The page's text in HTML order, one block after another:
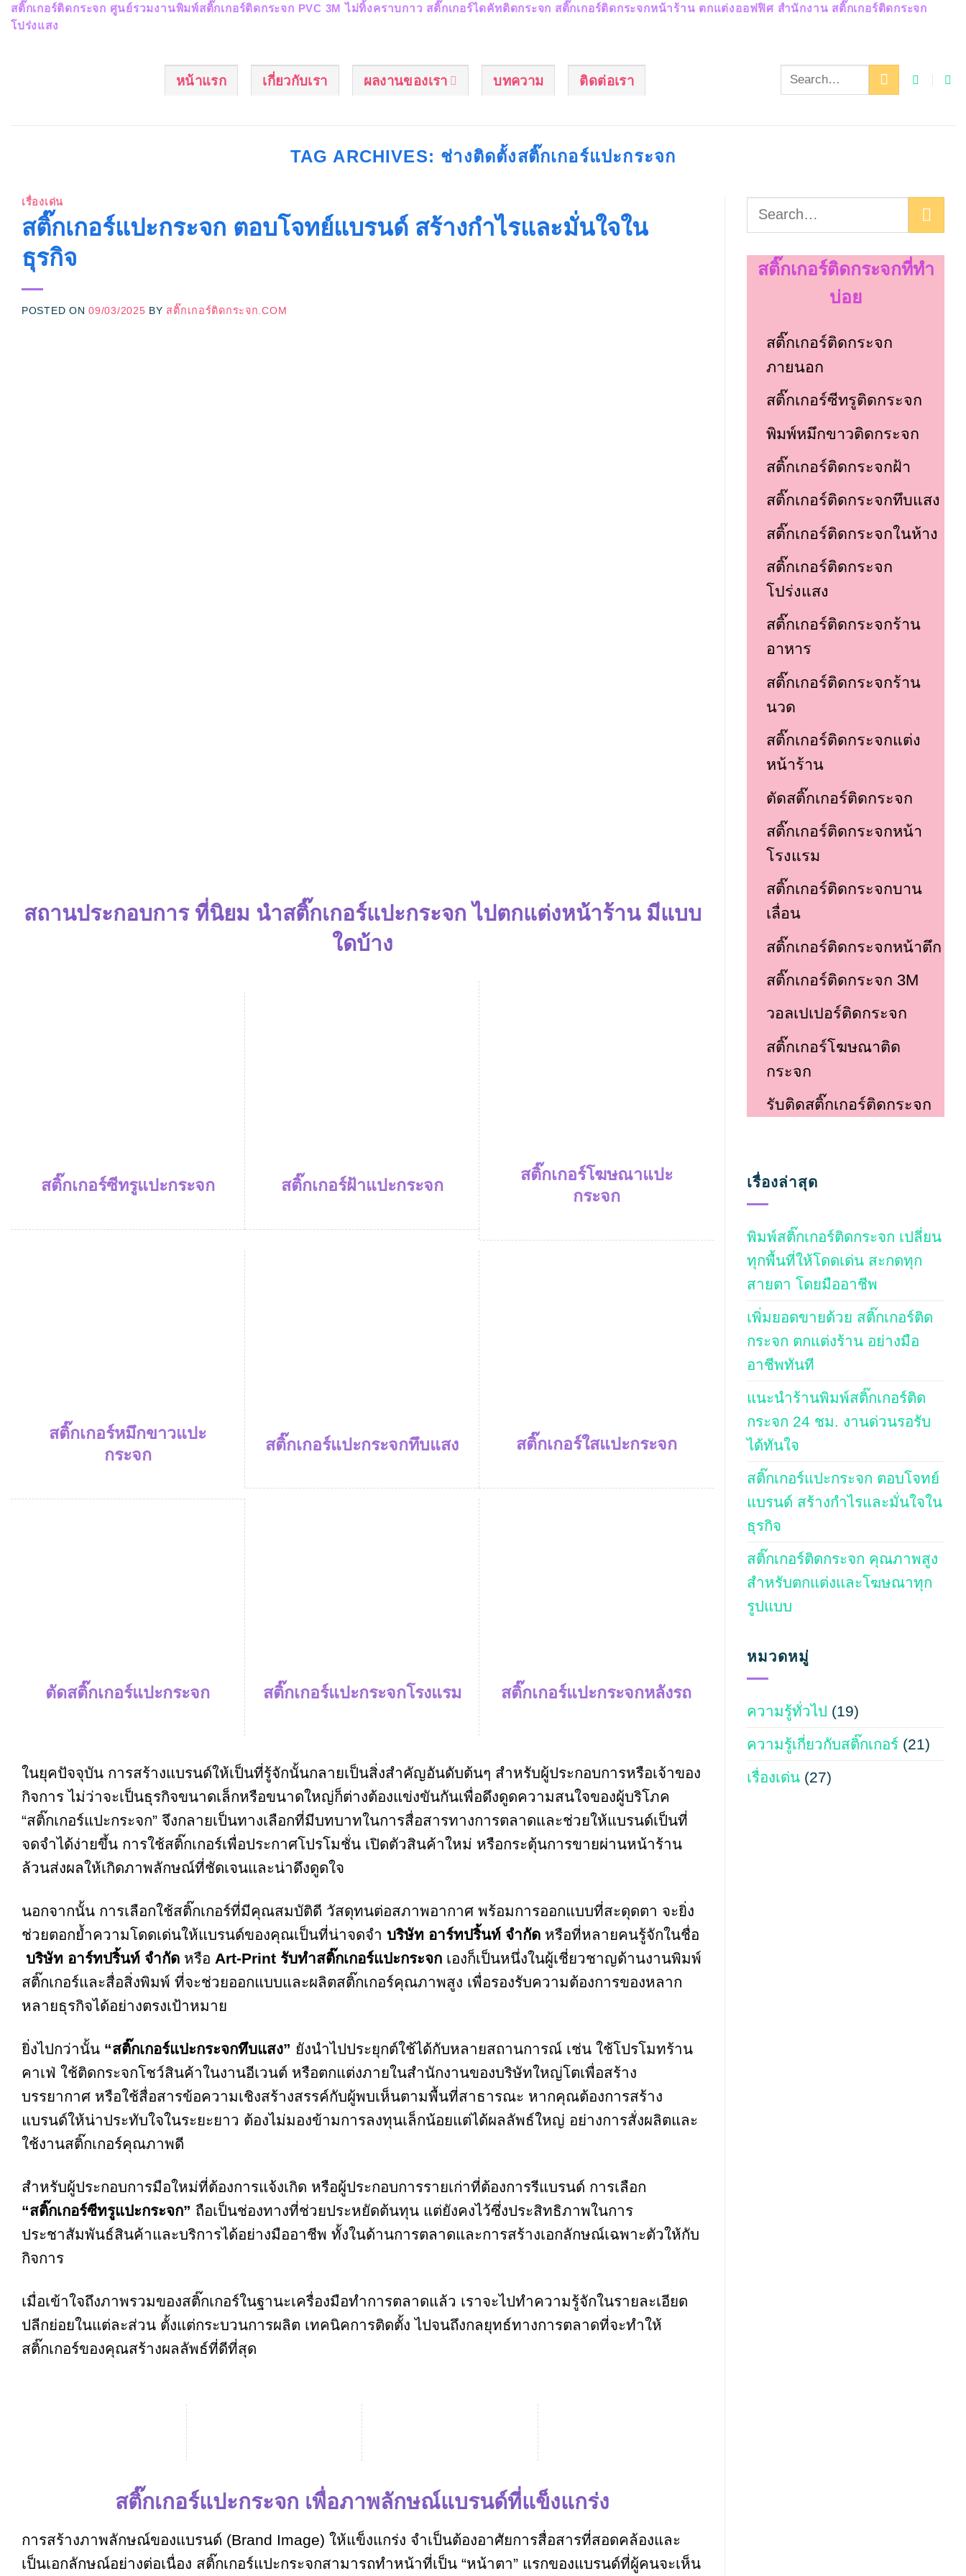
Skip
สติ๊กเกอร์ติดกระจก ศูนย์รวมงานพิมพ์สติ๊กเกอร์ติดกระจก PVC 3M ไม่ทิ้งคราบกาว สติ๊กเกอร์ไดคัทติดกระจก สติ๊กเกอร์ติดกระจกหน้าร้าน ตกแต่งออฟฟิศ สำนักงาน สติ๊กเกอร์ติดกระจก
โปร่งแสง
หน้าแรก เกี่ยวกับเรา ผลงานของเรา บทความ ติดต่อเรา
TAG ARCHIVES: ช่างติดตั้งสติ๊กเกอร์แปะกระจก
เรื่องเด่น
สติ๊กเกอร์แปะกระจก ตอบโจทย์แบรนด์ สร้างกำไรและมั่นใจใน
ธุรกิจ
POSTED ON09/03/2025 BY สติ๊กเกอร์ติดกระจก.COM
สถานประกอบการ ที่นิยม นำสติ๊กเกอร์แปะกระจก ไปตกแต่งหน้าร้าน มีแบบ
ใดบ้าง
สติ๊กเกอร์ซีทรูแปะกระจก สติ๊กเกอร์ฝ้าแปะกระจก
สติ๊กเกอร์โฆษณาแปะ
กระจก
สติ๊กเกอร์หมึกขาวแปะ
กระจก
สติ๊กเกอร์แปะกระจกทึบแสง สติ๊กเกอร์ใสแปะกระจก
ตัดสติ๊กเกอร์แปะกระจก สติ๊กเกอร์แปะกระจกโรงแรม สติ๊กเกอร์แปะกระจกหลังรถ
ในยุคปัจจุบัน การสร้างแบรนด์ให้เป็นที่รู้จักนั้นกลายเป็นสิ่งสำคัญอันดับต้นๆ สำหรับผู้ประกอบการหรือเจ้าของ
กิจการ ไม่ว่าจะเป็นธุรกิจขนาดเล็กหรือขนาดใหญ่ก็ต่างต้องแข่งขันกันเพื่อดึงดูดความสนใจของผู้บริโภค
“สติ๊กเกอร์แปะกระจก” จึงกลายเป็นทางเลือกที่มีบทบาทในการสื่อสารทางการตลาดและช่วยให้แบรนด์เป็นที่
จดจำได้ง่ายขึ้น การใช้สติ๊กเกอร์เพื่อประกาศโปรโมชั่น เปิดตัวสินค้าใหม่ หรือกระตุ้นการขายผ่านหน้าร้าน
ล้วนส่งผลให้เกิดภาพลักษณ์ที่ชัดเจนและน่าดึงดูดใจ
นอกจากนั้น การเลือกใช้สติ๊กเกอร์ที่มีคุณสมบัติดี วัสดุทนต่อสภาพอากาศ พร้อมการออกแบบที่สะดุดตา จะยิ่ง
ช่วยตอกย้ำความโดดเด่นให้แบรนด์ของคุณเป็นที่น่าจดจำ บริษัท อาร์ทปริ้นท์ จำกัด หรือที่หลายคนรู้จักในชื่อ
บริษัท อาร์ทปริ้นท์ จำกัด หรือ Art-Print รับทำสติ๊กเกอร์แปะกระจก เองก็เป็นหนึ่งในผู้เชี่ยวชาญด้านงานพิมพ์
สติ๊กเกอร์และสื่อสิ่งพิมพ์ ที่จะช่วยออกแบบและผลิตสติ๊กเกอร์คุณภาพสูง เพื่อรองรับความต้องการของหลาก
หลายธุรกิจได้อย่างตรงเป้าหมาย
ยิ่งไปกว่านั้น “สติ๊กเกอร์แปะกระจกทึบแสง” ยังนำไปประยุกต์ใช้ได้กับหลายสถานการณ์ เช่น ใช้โปรโมทร้าน
คาเฟ่ ใช้ติดกระจกโชว์สินค้าในงานอีเวนต์ หรือตกแต่งภายในสำนักงานของบริษัทใหญ่โตเพื่อสร้าง
บรรยากาศ หรือใช้สื่อสารข้อความเชิงสร้างสรรค์กับผู้พบเห็นตามพื้นที่สาธารณะ หากคุณต้องการสร้าง
แบรนด์ให้น่าประทับใจในระยะยาว ต้องไม่มองข้ามการลงทุนเล็กน้อยแต่ได้ผลลัพธ์ใหญ่ อย่างการสั่งผลิตและ
ใช้งานสติ๊กเกอร์คุณภาพดี
สำหรับผู้ประกอบการมือใหม่ที่ต้องการแจ้งเกิด หรือผู้ประกอบการรายเก่าที่ต้องการรีแบรนด์ การเลือก
“สติ๊กเกอร์ซีทรูแปะกระจก” ถือเป็นช่องทางที่ช่วยประหยัดต้นทุน แต่ยังคงไว้ซึ่งประสิทธิภาพในการ
ประชาสัมพันธ์สินค้าและบริการได้อย่างมืออาชีพ ทั้งในด้านการตลาดและการสร้างเอกลักษณ์เฉพาะตัวให้กับ
กิจการ
เมื่อเข้าใจถึงภาพรวมของสติ๊กเกอร์ในฐานะเครื่องมือทำการตลาดแล้ว เราจะไปทำความรู้จักในรายละเอียด
ปลีกย่อยในแต่ละส่วน ตั้งแต่กระบวนการผลิต เทคนิคการติดตั้ง ไปจนถึงกลยุทธ์ทางการตลาดที่จะทำให้
สติ๊กเกอร์ของคุณสร้างผลลัพธ์ที่ดีที่สุด
สติ๊กเกอร์แปะกระจก เพื่อภาพลักษณ์แบรนด์ที่แข็งแกร่ง
การสร้างภาพลักษณ์ของแบรนด์ (Brand Image) ให้แข็งแกร่ง จำเป็นต้องอาศัยการสื่อสารที่สอดคล้องและ
เป็นเอกลักษณ์อย่างต่อเนื่อง สติ๊กเกอร์แปะกระจกสามารถทำหน้าที่เป็น “หน้าตา” แรกของแบรนด์ที่ผู้คนจะเห็น
สติ๊กเกอร์ติดกระจกที่ทำ
บ่อย
สติ๊กเกอร์ติดกระจก
ภายนอก
สติ๊กเกอร์ซีทรูติดกระจก
พิมพ์หมึกขาวติดกระจก
สติ๊กเกอร์ติดกระจกฝ้า
สติ๊กเกอร์ติดกระจกทึบแสง
สติ๊กเกอร์ติดกระจกในห้าง
สติ๊กเกอร์ติดกระจก
โปร่งแสง
สติ๊กเกอร์ติดกระจกร้าน
อาหาร
สติ๊กเกอร์ติดกระจกร้าน
นวด
สติ๊กเกอร์ติดกระจกแต่ง
หน้าร้าน
ตัดสติ๊กเกอร์ติดกระจก
สติ๊กเกอร์ติดกระจกหน้า
โรงแรม
สติ๊กเกอร์ติดกระจกบาน
เลื่อน
สติ๊กเกอร์ติดกระจกหน้าตึก
สติ๊กเกอร์ติดกระจก 3M
วอลเปเปอร์ติดกระจก
สติ๊กเกอร์โฆษณาติด
กระจก
รับติดสติ๊กเกอร์ติดกระจก
เรื่องล่าสุด
พิมพ์สติ๊กเกอร์ติดกระจก เปลี่ยน
ทุกพื้นที่ให้โดดเด่น สะกดทุก
สายตา โดยมืออาชีพ
เพิ่มยอดขายด้วย สติ๊กเกอร์ติด
กระจก ตกแต่งร้าน อย่างมือ
อาชีพทันที
แนะนำร้านพิมพ์สติ๊กเกอร์ติด
กระจก 24 ชม. งานด่วนรอรับ
ได้ทันใจ
สติ๊กเกอร์แปะกระจก ตอบโจทย์
แบรนด์ สร้างกำไรและมั่นใจใน
ธุรกิจ
สติ๊กเกอร์ติดกระจก คุณภาพสูง
สำหรับตกแต่งและโฆษณาทุก
รูปแบบ
หมวดหมู่
ความรู้ทั่วไป (19)
ความรู้เกี่ยวกับสติ๊กเกอร์ (21)
เรื่องเด่น (27)